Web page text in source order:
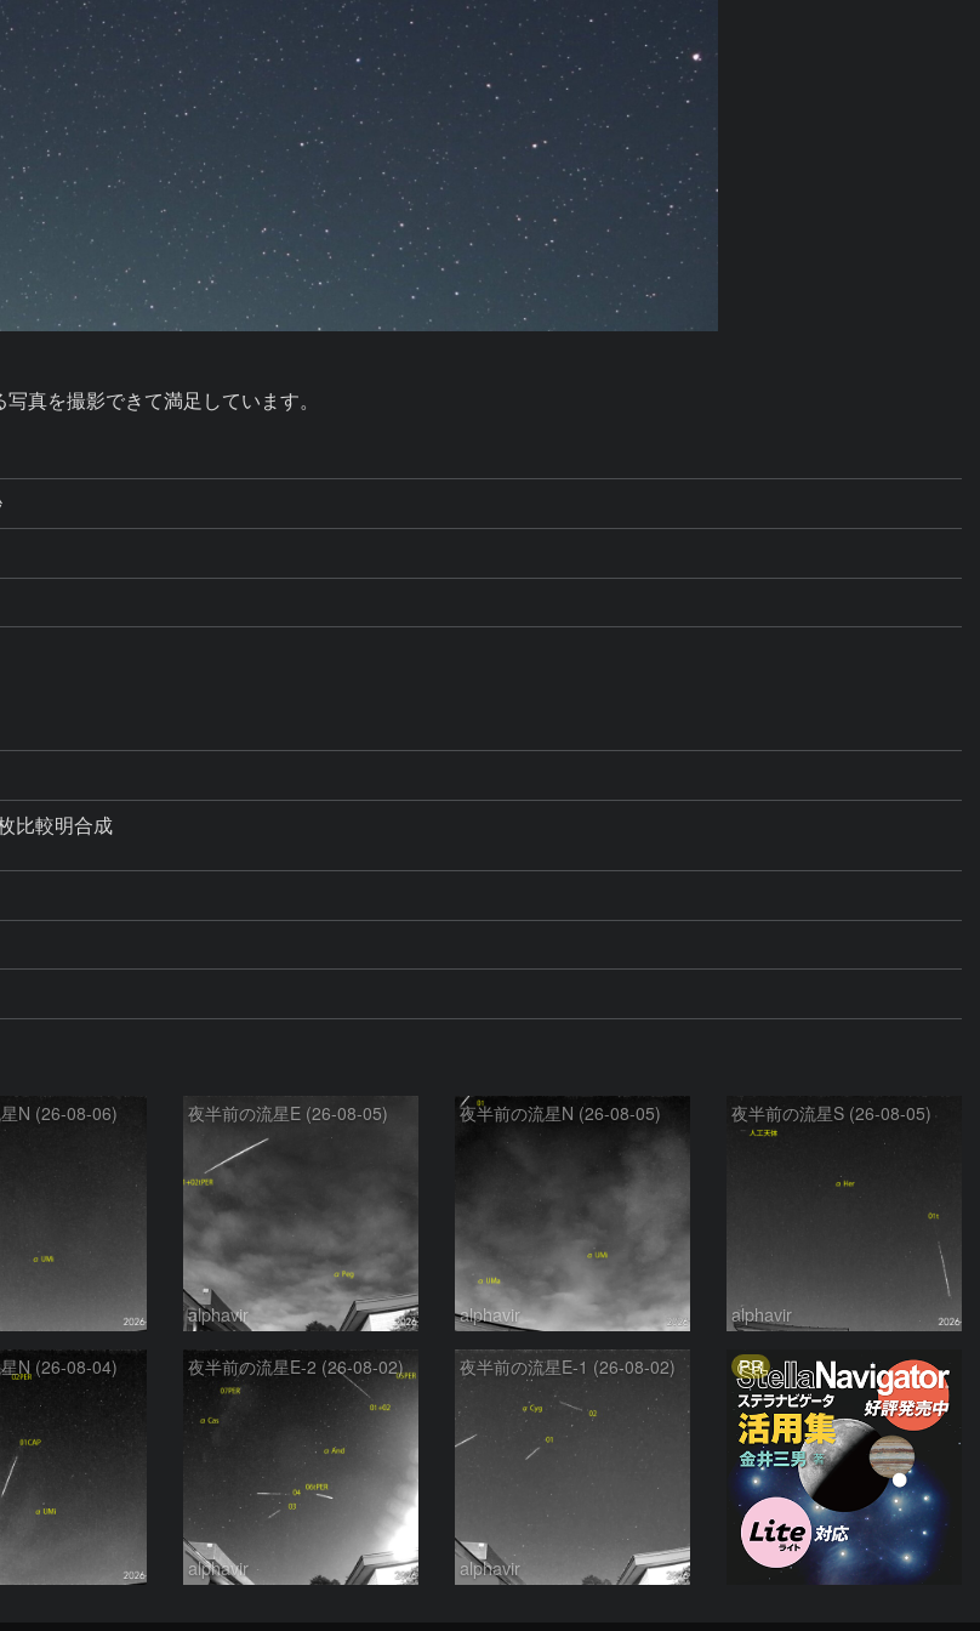
真を撮影できて満足しています。
比較明合成
N (26-08-06) 夜半前の流星E (26-08-05)
alphavir
夜半前の流星N (26-08-05)
alphavir
夜半前の流星S (26-08-05)
alphavir
N (26-08-04) 夜半前の流星E-2 (26-08-02)
alphavir
夜半前の流星E-1 (26-08-02)
alphavir
PR